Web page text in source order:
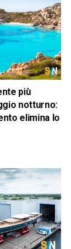
più
notturno:
elimina lo